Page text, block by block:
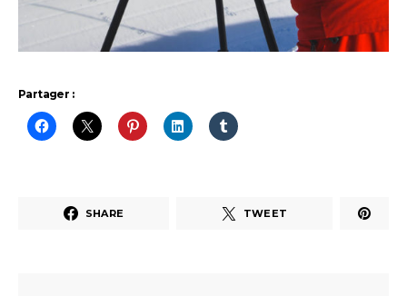
Partager :
SHARE TWEET